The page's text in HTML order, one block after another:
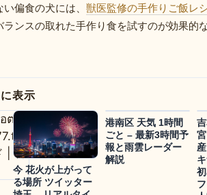
偏食の犬には、 獣医監修の手作りご飯レ
ランスの取れた手作り食を試すのが効果的
表示
今 花火が上がって
る場所 ツイッター
港南区 天気 1時間
ごと – 最新3時間予
報と雨雲レーダー
解説